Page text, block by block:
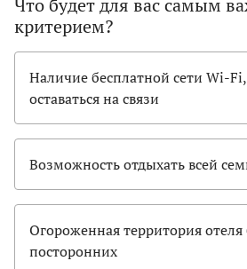
Что будет для вас самым
критерием?
Наличие бесплатной сети Wi-
оставаться на связи
Возможность отдыхать всей
Огороженная территория отеля
посторонних